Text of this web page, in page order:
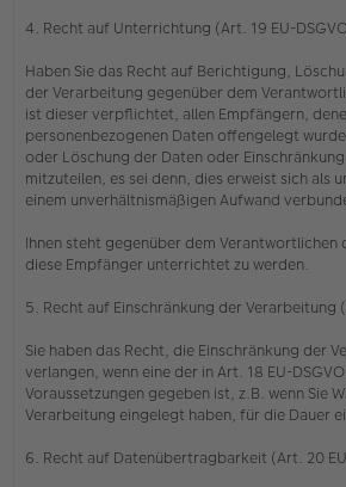
4. Recht auf Unterrichtung (Art. 19 EU-
Haben Sie das Recht auf Berichtigung,
der Verarbeitung gegenüber dem
ist dieser verpflichtet, allen Empfängern,
personenbezogenen Daten offengelegt
oder Löschung der Daten oder
mitzuteilen, es sei denn, dies erweist sich als
einem unverhältnismäßigen Aufwand
Ihnen steht gegenüber dem Verantwortlichen
diese Empfänger unterrichtet zu werden.
5. Recht auf Einschränkung der Verarbeitung
Sie haben das Recht, die Einschränkung der
verlangen, wenn eine der in Art. 18 EU-
Voraussetzungen gegeben ist, z.B. wenn Sie
Verarbeitung eingelegt haben, für die Dauer
6. Recht auf Datenübertragbarkeit (Art. 20